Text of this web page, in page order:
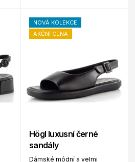
NOVÁ KOLEKCE
AKČNÍ CENA
Högl luxusní černé
sandály
Dámské módní a velmi